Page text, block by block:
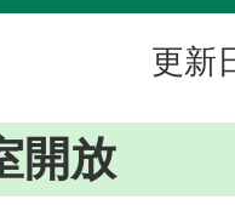
更新
開放